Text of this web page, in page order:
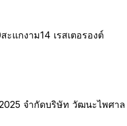
แกงาม14 เรสเตอรองต์
จำกัดบริษัท วัฒนะไพศาล